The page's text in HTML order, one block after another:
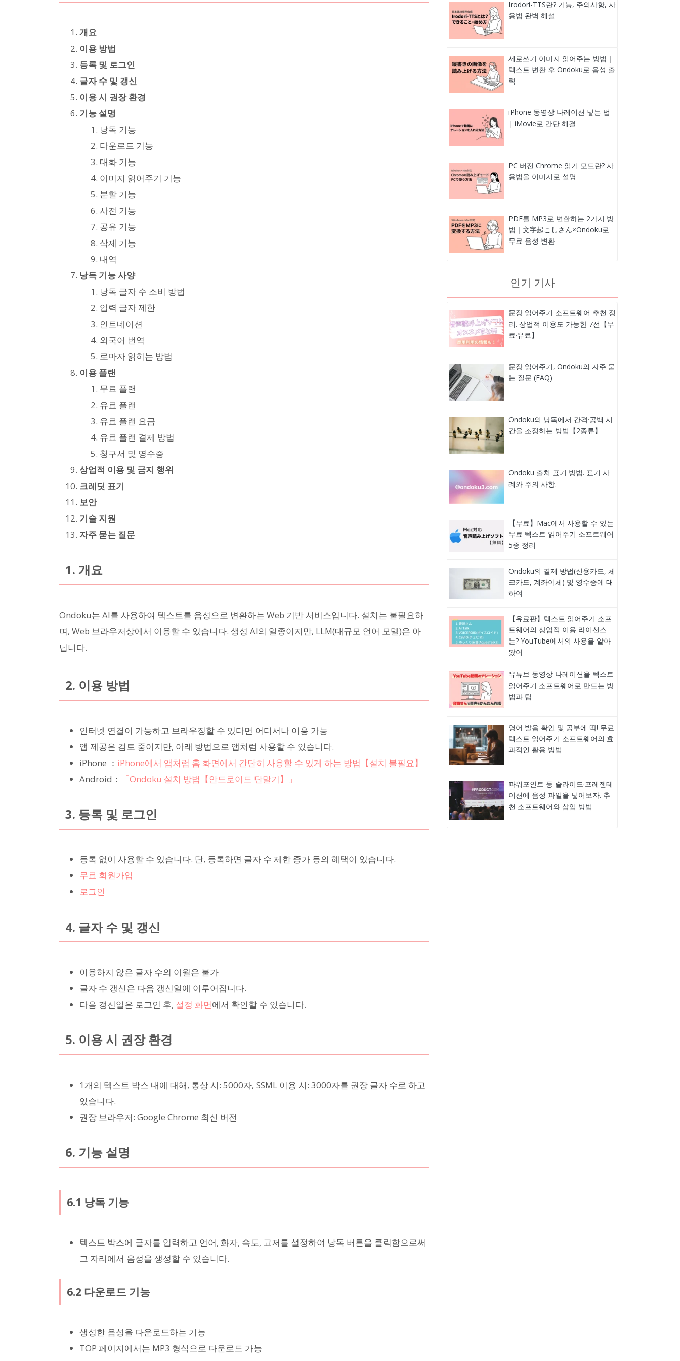
개요
이용 방법
등록 및 로그인
글자 수 및 갱신
이용 시 권장 환경
기능 설명
낭독 기능
다운로드 기능
대화 기능
이미지 읽어주기 기능
분할 기능
사전 기능
공유 기능
삭제 기능
내역
낭독 기능 사양
낭독 글자 수 소비 방법
입력 글자 제한
인트네이션
외국어 번역
로마자 읽히는 방법
이용 플랜
무료 플랜
유료 플랜
유료 플랜 요금
유료 플랜 결제 방법
청구서 및 영수증
상업적 이용 및 금지 행위
크레딧 표기
보안
기술 지원
자주 묻는 질문
1. 개요
Ondoku는 AI를 사용하여 텍스트를 음성으로 변환하는 Web 기반 서비스입니다. 설치는 불필요하
며, Web 브라우저상에서 이용할 수 있습니다. 생성 AI의 일종이지만, LLM(대규모 언어 모델)은 아
닙니다.
2. 이용 방법
인터넷 연결이 가능하고 브라우징할 수 있다면 어디서나 이용 가능
앱 제공은 검토 중이지만, 아래 방법으로 앱처럼 사용할 수 있습니다.
iPhone ： iPhone에서 앱처럼 홈 화면에서 간단히 사용할 수 있게 하는 방법【설치 불필요】
Android：
「Ondoku 설치 방법【안드로이드 단말기】」
3. 등록 및 로그인
등록 없이 사용할 수 있습니다. 단, 등록하면 글자 수 제한 증가 등의 혜택이 있습니다.
무료 회원가입
로그인
4. 글자 수 및 갱신
이용하지 않은 글자 수의 이월은 불가
글자 수 갱신은 다음 갱신일에 이루어집니다.
다음 갱신일은 로그인 후, 설정 화면에서 확인할 수 있습니다.
5. 이용 시 권장 환경
1개의 텍스트 박스 내에 대해, 통상 시: 5000자, SSML 이용 시: 3000자를 권장 글자 수로 하고
있습니다.
권장 브라우저: Google Chrome 최신 버전
6. 기능 설명
6.1 낭독 기능
텍스트 박스에 글자를 입력하고 언어, 화자, 속도, 고저를 설정하여 낭독 버튼을 클릭함으로써
그 자리에서 음성을 생성할 수 있습니다.
6.2 다운로드 기능
생성한 음성을 다운로드하는 기능
TOP 페이지에서는 MP3 형식으로 다운로드 가능
Irodori-TTS란? 기능, 주의사항, 사
용법 완벽 해설
세로쓰기 이미지 읽어주는 방법｜
텍스트 변환 후 Ondoku로 음성 출
력
iPhone 동영상 나레이션 넣는 법
| iMovie로 간단 해결
PC 버전 Chrome 읽기 모드란? 사
용법을 이미지로 설명
PDF를 MP3로 변환하는 2가지 방
법｜文字起こしさん×Ondoku로
무료 음성 변환
인기 기사
문장 읽어주기 소프트웨어 추천 정
리. 상업적 이용도 가능한 7선【무
료·유료】
문장 읽어주기, Ondoku의 자주 묻
는 질문 (FAQ)
Ondoku의 낭독에서 간격·공백 시
간을 조정하는 방법【2종류】
Ondoku 출처 표기 방법. 표기 사
례와 주의 사항.
【무료】Mac에서 사용할 수 있는
무료 텍스트 읽어주기 소프트웨어
5종 정리
Ondoku의 결제 방법(신용카드, 체
크카드, 계좌이체) 및 영수증에 대
하여
【유료판】텍스트 읽어주기 소프
트웨어의 상업적 이용 라이선스
는? YouTube에서의 사용을 알아
봤어
유튜브 동영상 나레이션을 텍스트
읽어주기 소프트웨어로 만드는 방
법과 팁
영어 발음 확인 및 공부에 딱! 무료
텍스트 읽어주기 소프트웨어의 효
과적인 활용 방법
파워포인트 등 슬라이드·프레젠테
이션에 음성 파일을 넣어보자. 추
천 소프트웨어와 삽입 방법